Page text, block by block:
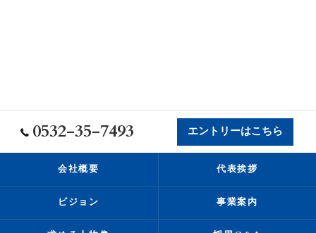
0532-35-7493 エントリーはこちら
会社概要 代表挨拶
ビジョン 事業案内